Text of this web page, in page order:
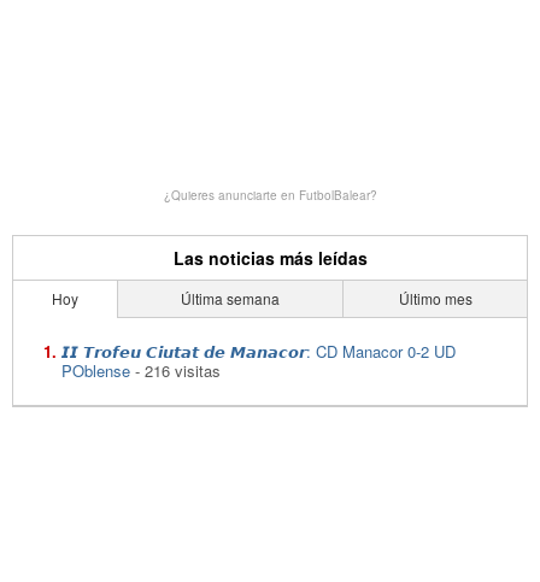
¿Quieres anunciarte en FutbolBalear?
Las noticias más leídas
Hoy Última semana Último mes
𝙄𝙄 𝙏𝙧𝙤𝙛𝙚𝙪 𝘾𝙞𝙪𝙩𝙖𝙩 𝙙𝙚 𝙈𝙖𝙣𝙖𝙘𝙤𝙧: CD Manacor 0-2 UD
POblense - 216 visitas